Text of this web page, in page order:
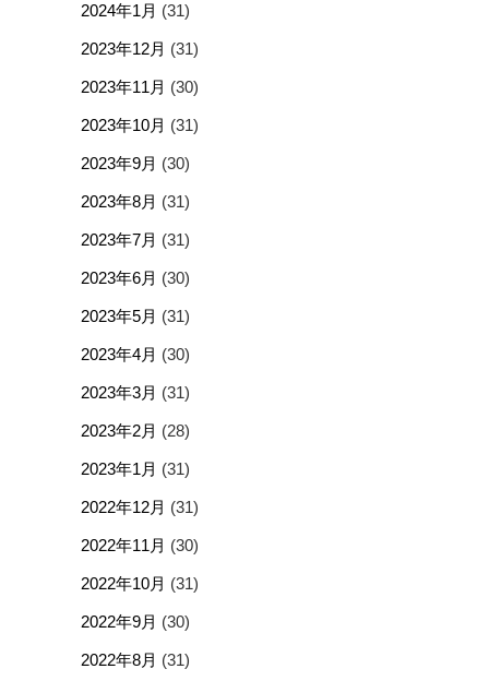
2024年1月 (31)
2023年12月 (31)
2023年11月 (30)
2023年10月 (31)
2023年9月 (30)
2023年8月 (31)
2023年7月 (31)
2023年6月 (30)
2023年5月 (31)
2023年4月 (30)
2023年3月 (31)
2023年2月 (28)
2023年1月 (31)
2022年12月 (31)
2022年11月 (30)
2022年10月 (31)
2022年9月 (30)
2022年8月 (31)